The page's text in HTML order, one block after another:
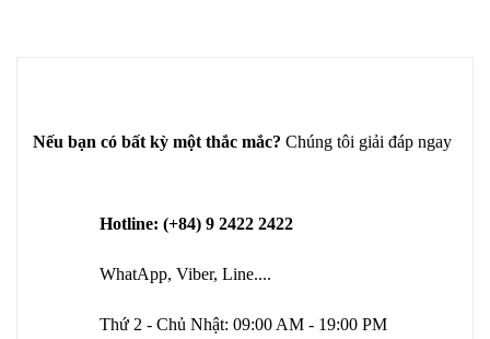
Nếu bạn có bất kỳ một thắc mắc? Chúng tôi giải đáp ngay
Hotline: (+84) 9 2422 2422
WhatApp, Viber, Line....
Thứ 2 - Chủ Nhật: 09:00 AM - 19:00 PM